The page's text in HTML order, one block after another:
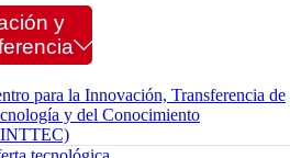
y
para la Innovación, Transferencia de
y del Conocimiento